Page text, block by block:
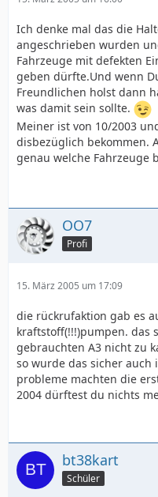
Ich denke mal das die
angeschrieben wurden
Fahrzeuge mit defekten
geben dürfte.Und wenn
Freundlichen holst dann
was damit sein sollte.
Meiner ist von 10/2003
disbezüglich bekommen.
genau welche Fahrzeuge
OO7
Profi
15. März 2005 um 17:09
die rückrufaktion gab es
kraftstoff(!!!)pumpen. das
gebrauchten A3 nicht zu
so wurde das sicher
probleme machten die
2004 dürftest du nichts
bt38kart
Schüler